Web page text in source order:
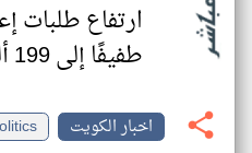
ارتفاع طلبات
طفيفًا إلى 199 ألف طلب
اخبار الكويت